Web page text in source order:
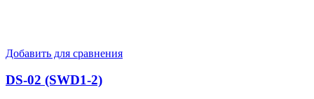
Добавить для сравнения
DS-02 (SWD1-2)